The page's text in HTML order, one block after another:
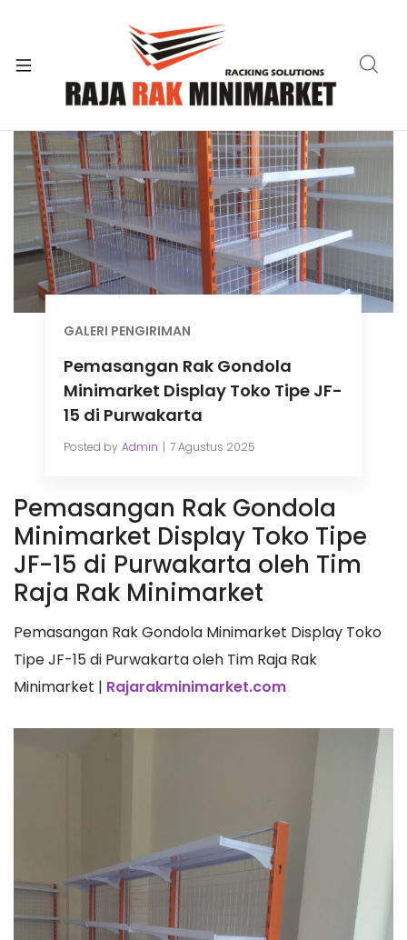
GALERI PENGIRIMAN
Pemasangan Rak Gondola
Minimarket Display Toko Tipe JF-
15 di Purwakarta
Posted by Admin 7 Agustus 2025
Pemasangan Rak Gondola
Minimarket Display Toko Tipe
JF-15 di Purwakarta oleh Tim
Raja Rak Minimarket
Pemasangan Rak Gondola Minimarket Display Toko
Tipe JF-15 di Purwakarta oleh Tim Raja Rak
Minimarket | Rajarakminimarket.com